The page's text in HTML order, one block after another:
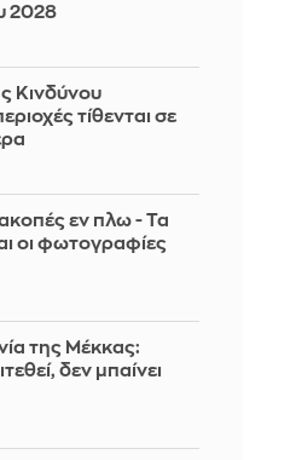
2028
Κινδύνου
τίθενται σε
εν πλω - Τα
οι φωτογραφίες
της Μέκκας:
δεν μπαίνει